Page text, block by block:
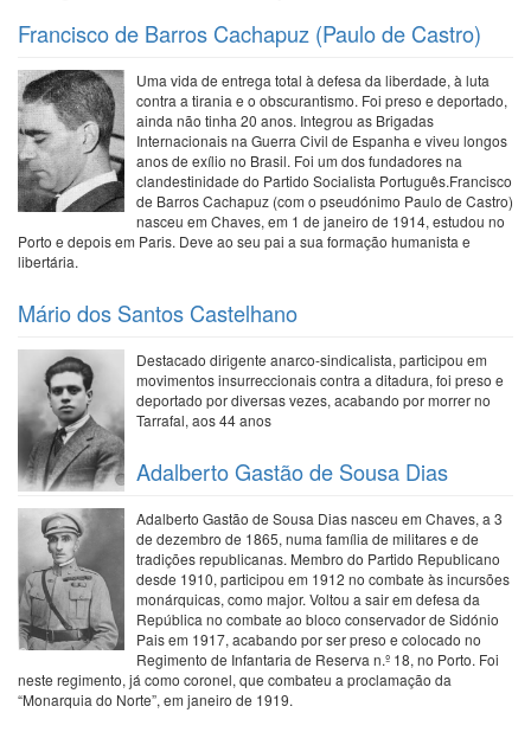
Francisco de Barros Cachapuz (Paulo de Castro)
Uma vida de entrega total à defesa da liberdade, à luta
contra a tirania e o obscurantismo. Foi preso e deportado,
ainda não tinha 20 anos. Integrou as Brigadas
Internacionais na Guerra Civil de Espanha e viveu longos
anos de exílio no Brasil. Foi um dos fundadores na
clandestinidade do Partido Socialista Português.Francisco
de Barros Cachapuz (com o pseudónimo Paulo de Castro)
nasceu em Chaves, em 1 de janeiro de 1914, estudou no
Porto e depois em Paris. Deve ao seu pai a sua formação humanista e
libertária.
Mário dos Santos Castelhano
Destacado dirigente anarco-sindicalista, participou em
movimentos insurreccionais contra a ditadura, foi preso e
deportado por diversas vezes, acabando por morrer no
Tarrafal, aos 44 anos
Adalberto Gastão de Sousa Dias
Adalberto Gastão de Sousa Dias nasceu em Chaves, a 3
de dezembro de 1865, numa família de militares e de
tradições republicanas. Membro do Partido Republicano
desde 1910, participou em 1912 no combate às incursões
monárquicas, como major. Voltou a sair em defesa da
República no combate ao bloco conservador de Sidónio
Pais em 1917, acabando por ser preso e colocado no
Regimento de Infantaria de Reserva n.º 18, no Porto. Foi
neste regimento, já como coronel, que combateu a proclamação da
“Monarquia do Norte”, em janeiro de 1919.